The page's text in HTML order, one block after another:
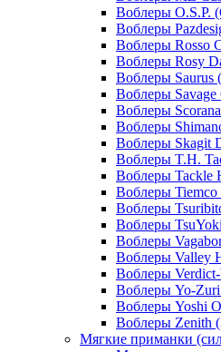
Воблеры O.S.P.
Воблеры
Воблеры Rosso
Воблеры Rosy
Воблеры Saurus
Воблеры
Воблеры
Воблеры
Воблеры Skagit
Воблеры T.H.
Воблеры Tackle
Воблеры
Воблеры
Воблеры
Воблеры
Воблеры Valley
Воблеры
Воблеры Yo-
Воблеры Yoshi
Воблеры Zenith
Мягкие приманки